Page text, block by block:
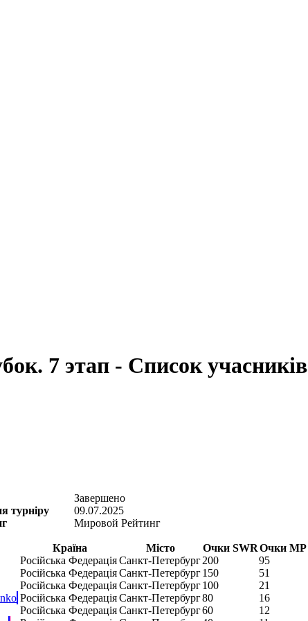
7 этап - Список учасників
Завершено
турніру
09.07.2025
Мировой Рейтинг
Країна Місто Очки SWRОчки МР
Російська ФедераціяСанкт-Петербург200
95
Російська ФедераціяСанкт-Петербург150
51
Російська ФедераціяСанкт-Петербург100
21
Російська ФедераціяСанкт-Петербург80
16
Російська ФедераціяСанкт-Петербург60
12